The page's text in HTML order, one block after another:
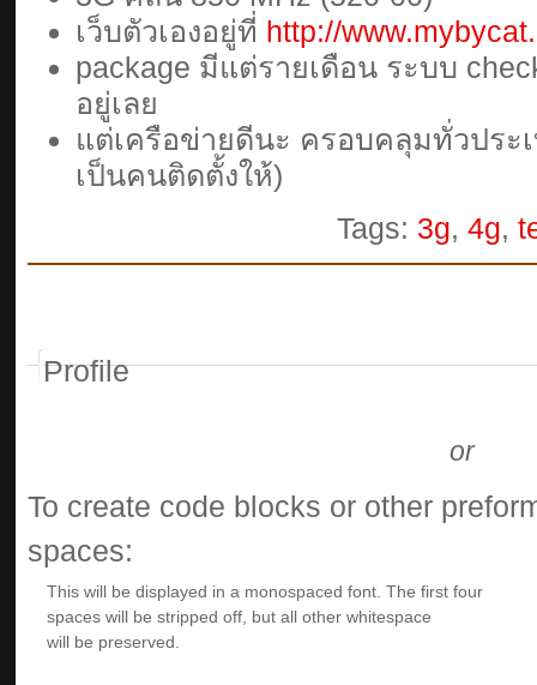
เว็บตัวเองอยู่ที่ http://
package มีแต่รายเดือน ระบบ
อยู่เลย
แต่เครือข่ายดีนะ ครอบคลุมทั่วประ
เป็นคนติดตั้งให้)
Tags: 3g, 4g,
Profile
or
To create code blocks or other
spaces: